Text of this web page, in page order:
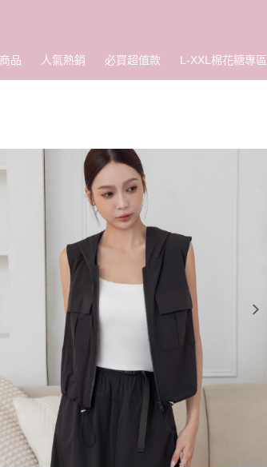
品 人氣熱銷 必買超值款 L-XXL棉花糖專區